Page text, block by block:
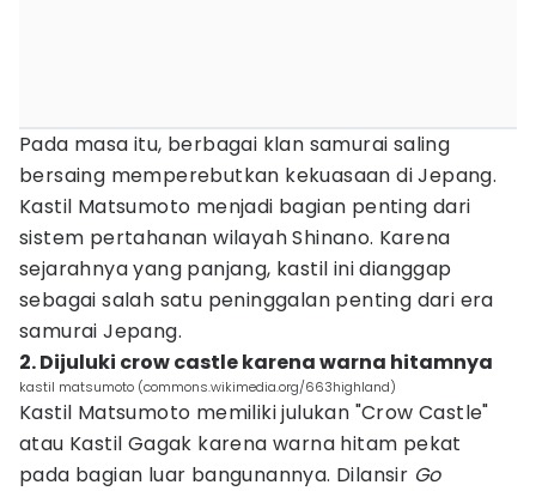
Pada masa itu, berbagai klan samurai saling
bersaing memperebutkan kekuasaan di Jepang.
Kastil Matsumoto menjadi bagian penting dari
sistem pertahanan wilayah Shinano. Karena
sejarahnya yang panjang, kastil ini dianggap
sebagai salah satu peninggalan penting dari era
samurai Jepang.
2. Dijuluki crow castle karena warna hitamnya
kastil matsumoto (commons.wikimedia.org/663highland)
Kastil Matsumoto memiliki julukan "Crow Castle"
atau Kastil Gagak karena warna hitam pekat
pada bagian luar bangunannya. Dilansir Go